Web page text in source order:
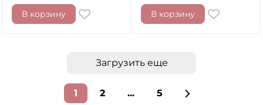
В корзину В корзину
Загрузить еще
1 2 ... 5